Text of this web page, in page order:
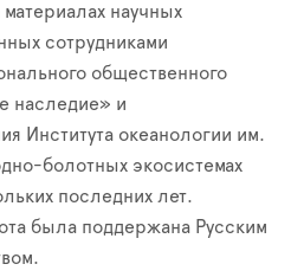
научных
сотрудниками
общественного
наследие» и
Института океанологии им.
болотных экосистемах
последних лет.
была поддержана Русским